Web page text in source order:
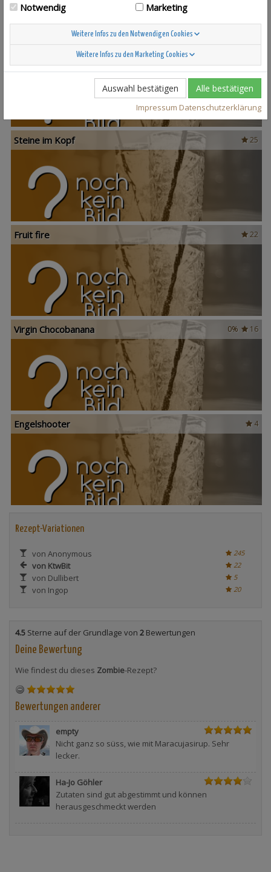
37
Scandinavian Sunshine
25
Steine im Kopf
22
Fruit fire
16
0%
Virgin Chocobanana
4
Engelshooter
Rezept-Variationen
von Anonymous 245
von KtwBit 22
von Dullibert 5
von Ingop 20
4.5 Sterne auf der Grundlage von 2 Bewertungen
Deine Bewertung
Wie findest du dieses Zombie-Rezept?
Bewertungen anderer
empty
Nicht ganz so süss, wie mit Maracujasirup. Sehr
lecker.
Ha-Jo Göhler
Zutaten sind gut abgestimmt und können
herausgeschmeckt werden
Notwendig
Marketing
Weitere Infos zu den Notwendigen Cookies
Weitere Infos zu den Marketing Cookies
Auswahl bestätigen Alle bestätigen
Impressum Datenschutzerklärung